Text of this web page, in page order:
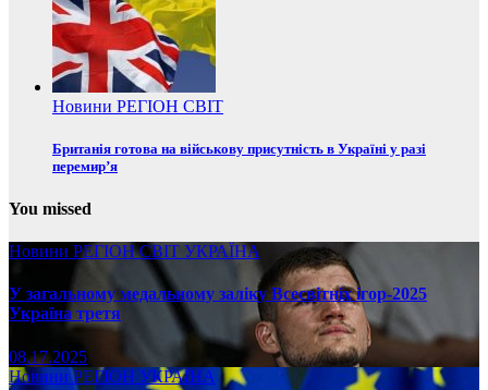
Новини РЕГІОН СВІТ
Британія готова на військову присутність в Україні у разі
перемир’я
You missed
Новини РЕГІОНСВІТ УКРАЇНА
У загальному медальному заліку Всесвітніх ігор-2025
Україна третя
08.17.2025
НовиниРЕГІОН УКРАЇНА